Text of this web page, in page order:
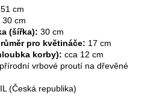
51 cm
30 cm
(šířka): 30 cm
pro květináče: 17 cm
korby): cca 12 cm
vrbové proutí na dřevěné
(Česká republika)